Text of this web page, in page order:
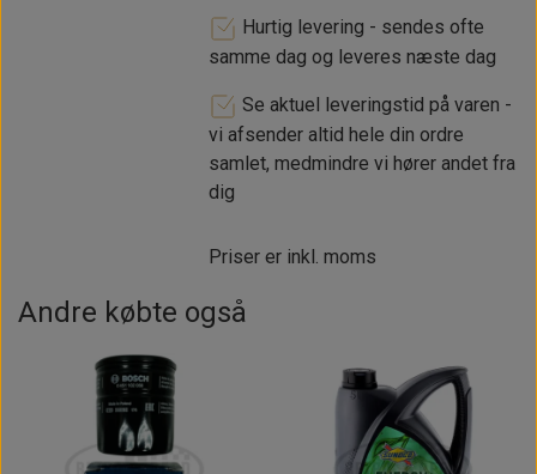
Hurtig levering - sendes ofte
samme dag og leveres næste dag
Se aktuel leveringstid på varen -
vi afsender altid hele din ordre
samlet, medmindre vi hører andet fra
dig
Priser er inkl. moms
Andre købte også